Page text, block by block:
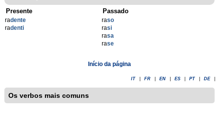
Presente
radente
radenti
Passado
raso
rasi
rasa
rase
Início da página
IT FR EN ES PT DE
Os verbos mais comuns